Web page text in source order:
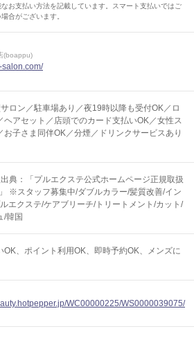
お支払い方法を記載しています。スマート支払いではご
合がございます。
(boappu)
salon.com/
ロン／駐車場あり／夜19時以降も受付OK／ロ
ヘアセット／店頭でのカード支払いOK／女性ス
お子さま同伴OK／分煙／ドリンクサービスあり
典：「プルエクステ公式ホームページ正規取扱
※スタッフ募集中/ダブルカラー/髪質改善/イン
エクステ/ケアブリーチ/トリートメント/カット/
/韓国
OK ポイント利用OK 即時予約OK
メンズに
WC00000225/WS0000039075/